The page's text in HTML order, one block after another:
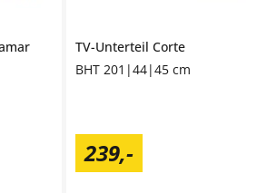
TV-Unterteil Corte
BHT 201|44|45 cm
239,-